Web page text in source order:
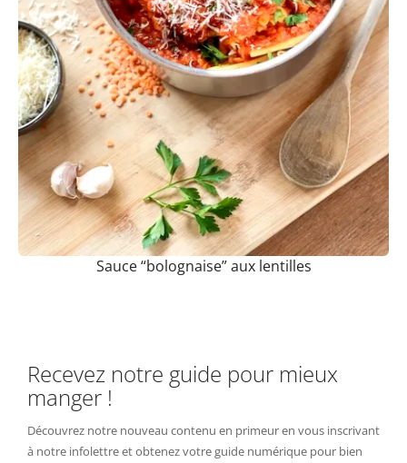
Sauce “bolognaise” aux lentilles
Recevez notre guide pour mieux
manger !
Découvrez notre nouveau contenu en primeur en vous inscrivant
à notre infolettre et obtenez votre guide numérique pour bien